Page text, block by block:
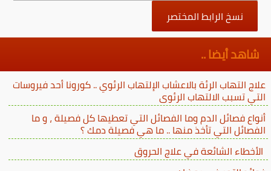
نسخ الرابط المختصر
شاهد أيضا ..
علاج التهاب الرئة بالاعشاب الإلتهاب الرئوي .. كورونا أحد فيروسات
التي تسبب الالتهاب الرئوى
أنواع فصائل الدم وما الفصائل التي تعطيها كل فصيلة ، و ما
الفصائل التي تأخذ منها .. ما هي فصيلة دمك ؟
الأخطاء الشائعة في علاج الحروق